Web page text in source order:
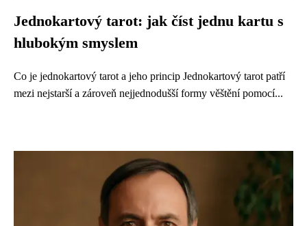
Jednokartový tarot: jak číst jednu kartu s
hlubokým smyslem
Co je jednokartový tarot a jeho princip Jednokartový tarot patří
mezi nejstarší a zároveň nejjednodušší formy věštění pomocí...